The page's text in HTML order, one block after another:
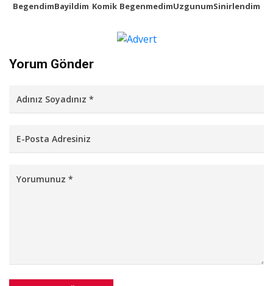
BegendimBayildim Komik BegenmedimUzgunumSinirlendim
Yorum Gönder